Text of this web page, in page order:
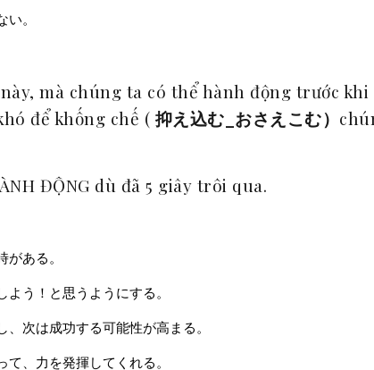
。
mà chúng ta có thể hành động trước khi
để khống chế ( 抑え込む_おさえこむ）
ĐỘNG dù đã 5 giây trôi qua.
ある。
う！と思うようにする。
次は成功する可能性が高まる。
、力を発揮してくれる。